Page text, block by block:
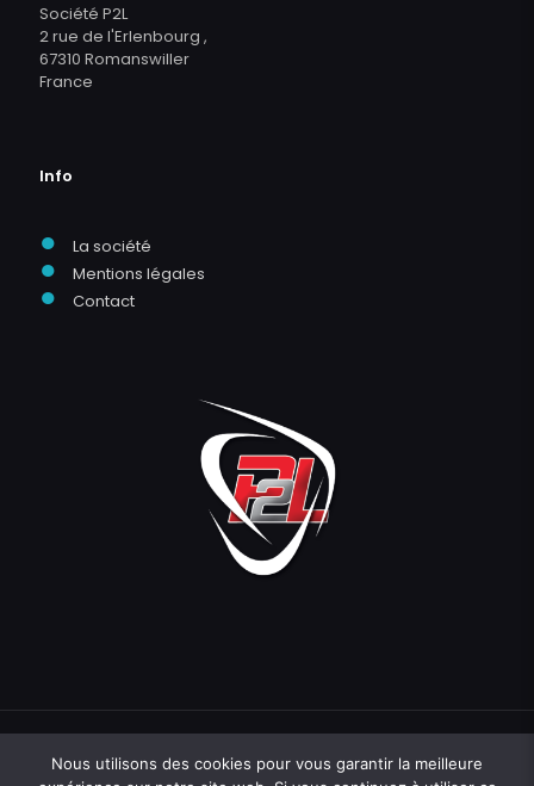
Société P2L
2 rue de l'Erlenbourg ,
67310 Romanswiller
France
Info
● La société
● Mentions légales
● Contact
Nous utilisons des cookies pour vous garantir la meilleure